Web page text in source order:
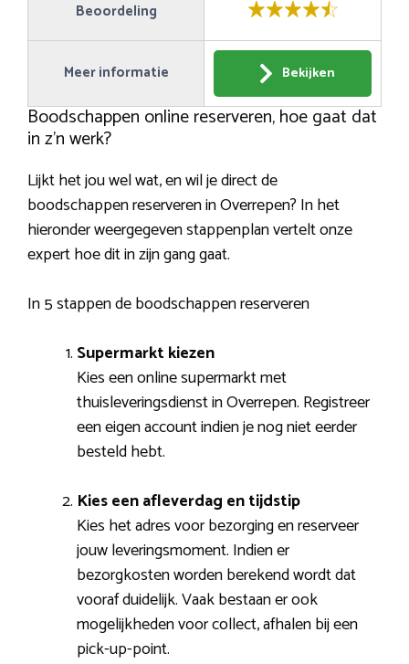
Beoordeling
Meer informatie Bekijken
Boodschappen online reserveren, hoe gaat dat
in z’n werk?
Lijkt het jou wel wat, en wil je direct de
boodschappen reserveren in Overrepen? In het
hieronder weergegeven stappenplan vertelt onze
expert hoe dit in zijn gang gaat.
In 5 stappen de boodschappen reserveren
Supermarkt kiezen
Kies een online supermarkt met
thuisleveringsdienst in Overrepen. Registreer
een eigen account indien je nog niet eerder
besteld hebt.
Kies een afleverdag en tijdstip
Kies het adres voor bezorging en reserveer
jouw leveringsmoment. Indien er
bezorgkosten worden berekend wordt dat
vooraf duidelijk. Vaak bestaan er ook
mogelijkheden voor collect, afhalen bij een
pick-up-point.